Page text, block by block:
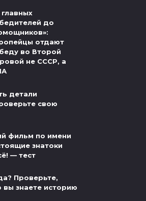
до
отдают
во Второй
не СССР, а
детали
свою
фильм по имени
знатоки
— тест
Проверьте,
знаете историю